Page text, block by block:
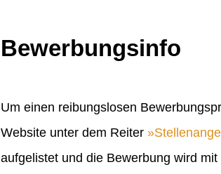
Bewerbungsinfo
Um einen reibungslosen
Website unter dem Reiter
aufgelistet und die Bewerbung wird